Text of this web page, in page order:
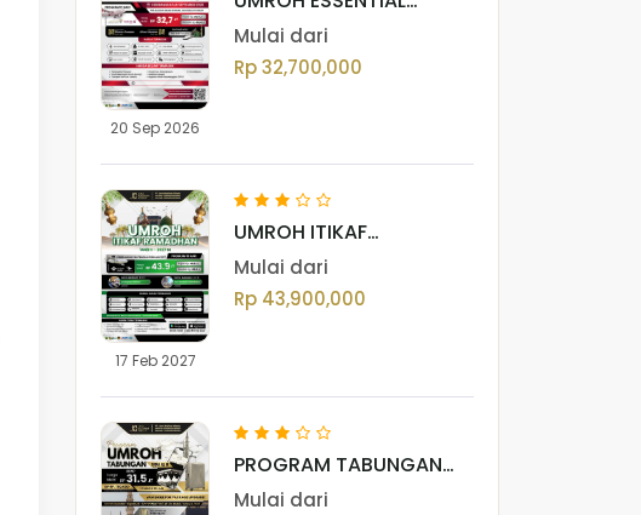
20 Sep 2026
JOURNEY SEPTEMBER
VOL. II 2026
Mulai dari
Rp 32,700,000
17 Feb 2027
UMROH ITIKAF
RAMADHAN 2027 M /
1448 H
Mulai dari
Rp 43,900,000
PROGRAM TABUNGAN
UMROH
Mulai dari